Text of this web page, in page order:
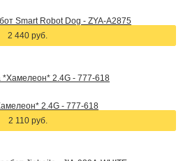
Smart Robot Dog - ZYA-A2875
2 440 руб.
2.4G - 777-618
2 110 руб.